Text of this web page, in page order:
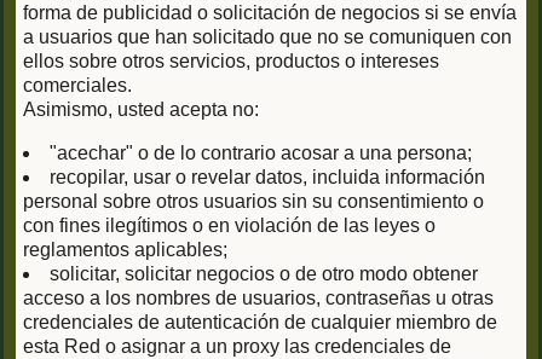
forma de publicidad o solicitación de negocios si se envía
a usuarios que han solicitado que no se comuniquen con
ellos sobre otros servicios, productos o intereses
comerciales.
Asimismo, usted acepta no:
"acechar" o de lo contrario acosar a una persona;
recopilar, usar o revelar datos, incluida información
personal sobre otros usuarios sin su consentimiento o
con fines ilegítimos o en violación de las leyes o
reglamentos aplicables;
solicitar, solicitar negocios o de otro modo obtener
acceso a los nombres de usuarios, contraseñas u otras
credenciales de autenticación de cualquier miembro de
esta Red o asignar a un proxy las credenciales de